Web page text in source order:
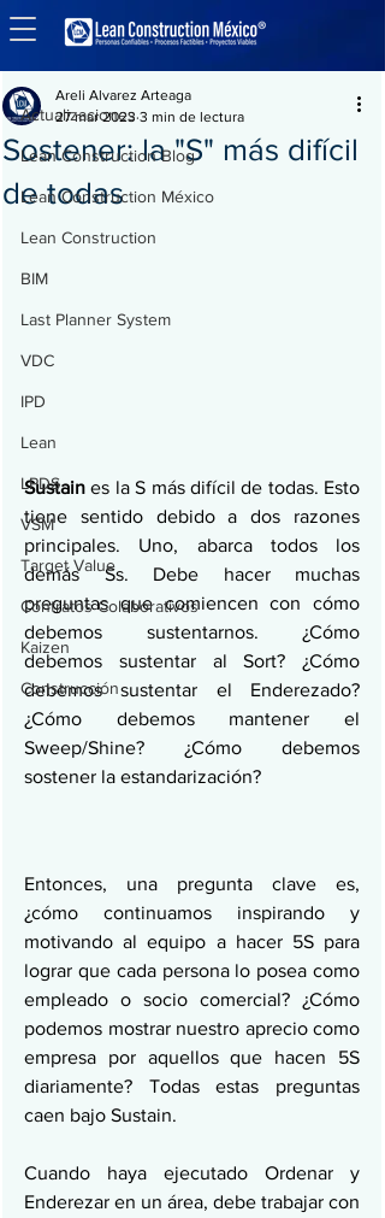
Entrada
Actualizaciones
Lean Construction Blog
Lean Construction México
Lean Construction
BIM
Last Planner System
VDC
IPD
Lean
LPDS
VSM
Target Value
Contratos Colaborativos
Kaizen
Construcción
Sostener: la "S" más difícil
de todas
Areli Alvarez Arteaga
27 mar 2023 3 min de lectura
Sustain es la S más difícil de todas. Esto
tiene sentido debido a dos razones
principales. Uno, abarca todos los
demás Ss. Debe hacer muchas
preguntas que comiencen con cómo
debemos sustentarnos. ¿Cómo
debemos sustentar al Sort? ¿Cómo
debemos sustentar el Enderezado?
¿Cómo debemos mantener el
Sweep/Shine? ¿Cómo debemos
sostener la estandarización?
Entonces, una pregunta clave es,
¿cómo continuamos inspirando y
motivando al equipo a hacer 5S para
lograr que cada persona lo posea como
empleado o socio comercial? ¿Cómo
podemos mostrar nuestro aprecio como
empresa por aquellos que hacen 5S
diariamente? Todas estas preguntas
caen bajo Sustain.
Cuando haya ejecutado Ordenar y
Enderezar en un área, debe trabajar con